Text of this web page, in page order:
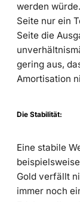
werden
Seite nur ein
Seite die
gering aus,
Amortisation
Die Stabilität:
Eine stabile
Gold verfällt
immer noch